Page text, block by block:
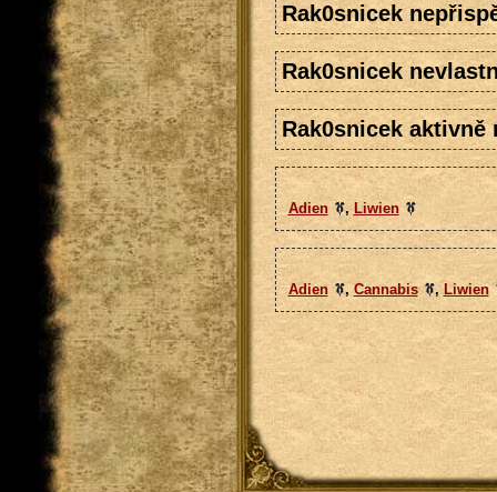
Rak0snicek
Rak0snicek
Rak0snicek aktivně
Adien , Liwien
Adien ,Cannabis ,Liwien